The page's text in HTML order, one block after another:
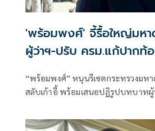
'พร้อมพงศ์' จี้รื้อใหญ่มหา
ผู้ว่าฯ-ปรับ ครม.แก้ปากท้
“พร้อมพงศ์” หนุนรีเซตกระทรวงมห
สลับเก้าอี้ พร้อมเสนอปฏิรูปบทบาทผู้
ย้ำการปรับ ครม.ต้องตอบโจทย์ลดค่